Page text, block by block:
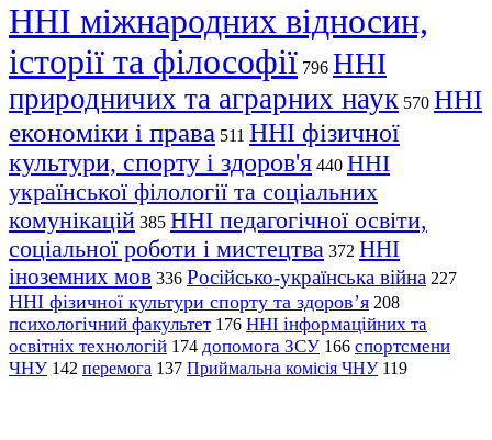
ННІ міжнародних відносин,
історії та філософії 796 ННІ
природничих та аграрних наук 570 ННІ
економіки і права 511 ННІ фізичної
культури, спорту і здоров'я 440 ННІ
української філології та соціальних
комунікацій 385 ННІ педагогічної освіти,
соціальної роботи і мистецтва 372 ННІ
іноземних мов 336 Російсько-українська війна 227
ННІ фізичної культури спорту та здоров’я 208
психологічний факультет 176 ННІ інформаційних та
освітніх технологій 174 допомога ЗСУ 166 спортсмени
ЧНУ 142 перемога 137 Приймальна комісія ЧНУ 119